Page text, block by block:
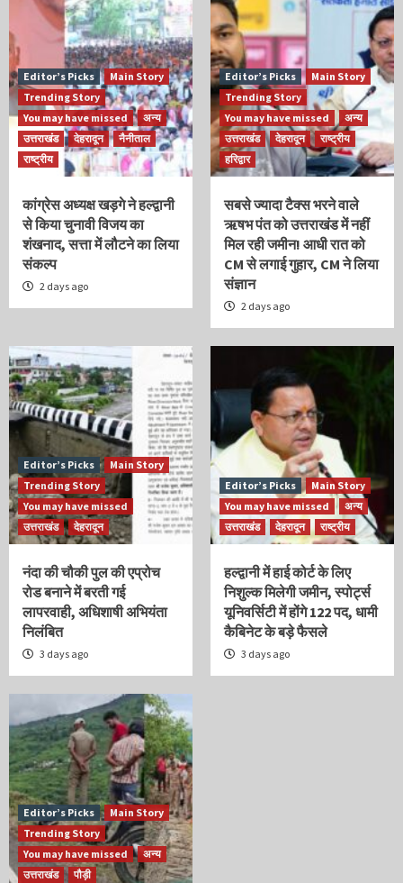
Editor’s Picks
Main Story
Trending Story
You may have missed
अन्य
उत्तराखंड
देहरादून
नैनीताल
राष्ट्रीय
कांग्रेस अध्यक्ष खड़गे ने हल्द्वानी
से किया चुनावी विजय का
शंखनाद, सत्ता में लौटने का लिया
संकल्प
2 days ago
Editor’s Picks
Main Story
Trending Story
You may have missed
अन्य
उत्तराखंड
देहरादून
राष्ट्रीय
हरिद्वार
सबसे ज्यादा टैक्स भरने वाले
ऋषभ पंत को उत्तराखंड में नहीं
मिल रही जमीन! आधी रात को
CM से लगाई गुहार, CM ने लिया
संज्ञान
2 days ago
Editor’s Picks
Main Story
Trending Story
You may have missed
उत्तराखंड
देहरादून
नंदा की चौकी पुल की एप्रोच
रोड बनाने में बरती गई
लापरवाही, अधिशाषी अभियंता
निलंबित
3 days ago
Editor’s Picks
Main Story
You may have missed
अन्य
उत्तराखंड
देहरादून राष्ट्रीय
हल्द्वानी में हाई कोर्ट के लिए
निशुल्क मिलेगी जमीन, स्पोर्ट्स
यूनिवर्सिटी में होंगे 122 पद, धामी
कैबिनेट के बड़े फैसले
3 days ago
Editor’s Picks
Main Story
Trending Story
You may have missed
अन्य
उत्तराखंड
पौड़ी